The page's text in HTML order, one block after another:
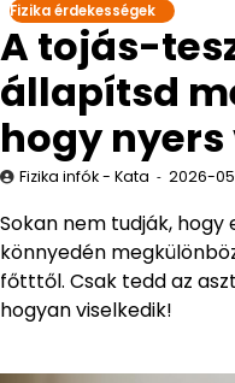
Fizika érdekességek
A tojás-
állapítsd
hogy
Fizika infók - Kata 2026-
Sokan nem tudják,
könnyedén
főtttől. Csak tedd az
hogyan viselkedik!